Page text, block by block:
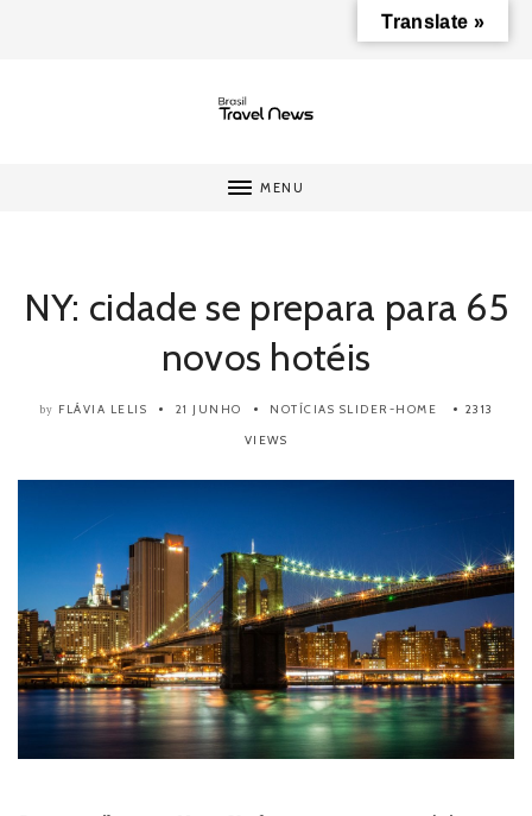
MENU
NY: cidade se prepara para 65
novos hotéis
by FLÁVIA LELIS 21 JUNHO NOTÍCIAS SLIDER-HOME
2313
VIEWS
Translate »